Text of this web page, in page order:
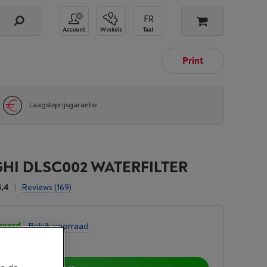
Account Winkels Taal
Print
Laagsteprijsgarantie
DLSC002 WATERFILTER
| Reviews (169)
-Bekijk voorraad